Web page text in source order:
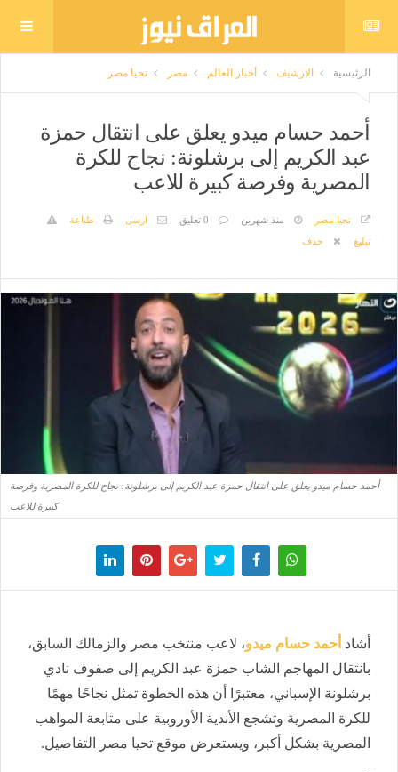
الرئيسية الارشيف أخبار العالم مصر تحيا مصر
أحمد حسام ميدو يعلق على انتقال حمزة
عبد الكريم إلى برشلونة: نجاح للكرة
المصرية وفرصة كبيرة للاعب
تحيا مصر منذ شهرين 0 تعليق ارسل
طباعة
تبليغ
حذف
أحمد حسام ميدو يعلق على انتقال حمزة عبد الكريم إلى برشلونة: نجاح للكرة المصرية وفرصة
كبيرة للاعب
أشاد أحمد حسام ميدو، لاعب منتخب مصر والزمالك السابق،
بانتقال المهاجم الشاب حمزة عبد الكريم إلى صفوف نادي
برشلونة الإسباني، معتبرًا أن هذه الخطوة تمثل نجاحًا مهمًا
للكرة المصرية وتشجع الأندية الأوروبية على متابعة المواهب
المصرية بشكل أكبر، ويستعرض موقع تحيا مصر التفاصيل.